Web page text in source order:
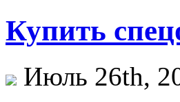
Купить
Июль 26th,